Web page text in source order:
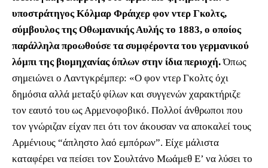
υποστράτηγος Κόλμαρ Φράιχερ φον ντερ Γκολτς,
σύμβουλος της Οθωμανικής Αυλής το 1883, ο οποίος
παράλληλα προωθούσε τα συμφέροντα του γερμανικού
λόμπι της βιομηχανίας όπλων στην ίδια περιοχή.Όπως
σημειώνει ο Λαντγκρέμπερ: «Ο φον ντερ Γκολτς όχι
δημόσια αλλά μεταξύ φίλων και συγγενών χαρακτήριζε
τον εαυτό του ως Αρμενοφοβικό. Πολλοί άνθρωποι που
τον γνώριζαν είχαν πει ότι τον άκουσαν να αποκαλεί τους
Αρμένιους “άπληστο λαό εμπόρων”. Είχε μάλιστα
καταφέρει να πείσει τον Σουλτάνο Μωάμεθ Ε’ να λύσει το